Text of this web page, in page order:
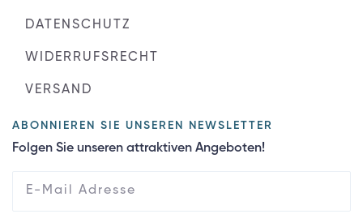
DATENSCHUTZ
WIDERRUFSRECHT
VERSAND
ABONNIEREN SIE UNSEREN NEWSLETTER
Folgen Sie unseren attraktiven Angeboten!